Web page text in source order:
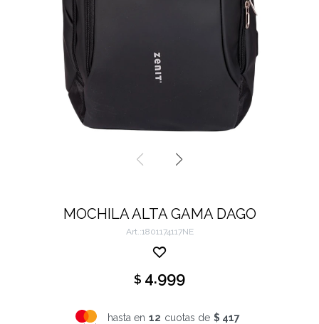
MOCHILA ALTA GAMA DAGO
1801174117NE
$ 4.999
hasta en 12 cuotas de $ 417